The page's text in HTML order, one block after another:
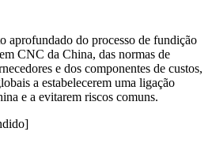
aprofundado do processo de fundição
CNC da China, das normas de
e dos componentes de custos,
a estabelecerem uma ligação
e a evitarem riscos comuns.